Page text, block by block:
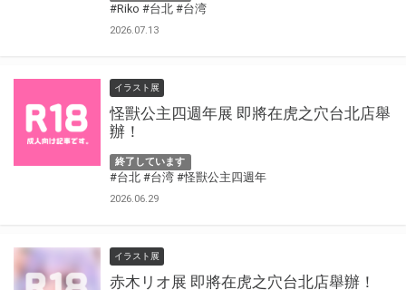
#Riko #台北 #台湾
2026.07.13
イラスト展
怪獸公主四週年展 即將在虎之穴台北店舉
辦！
終了しています
#台北 #台湾 #怪獸公主四週年
2026.06.29
イラスト展
赤木リオ展 即將在虎之穴台北店舉辦！